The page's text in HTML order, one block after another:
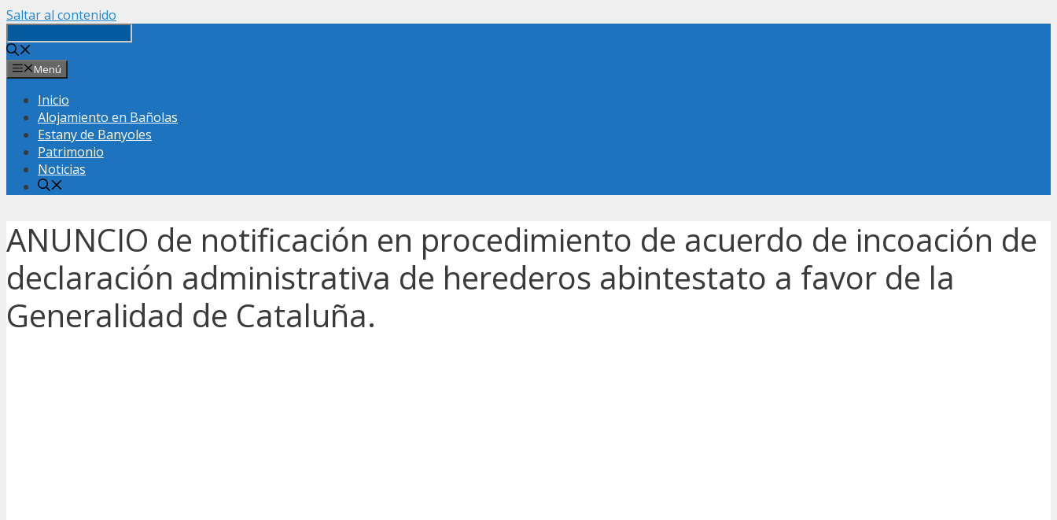
Saltar al contenido
Menú
Inicio
Alojamiento en Bañolas
Estany de Banyoles
Patrimonio
Noticias
ANUNCIO de notificación en procedimiento de acuerdo de incoación de
declaración administrativa de herederos abintestato a favor de la
Generalidad de Cataluña.